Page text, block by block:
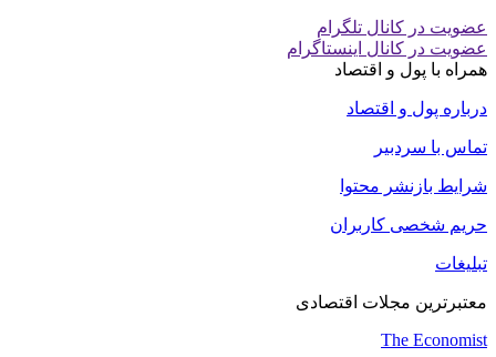
عضویت در کانال تلگرام
عضویت در کانال اینستاگرام
همراه با پول و اقتصاد
درباره پول و اقتصاد
تماس با سردبیر
شرایط بازنشر محتوا
حریم شخصی کاربران
تبلیغات
معتبرترین مجلات اقتصادی
The Economist